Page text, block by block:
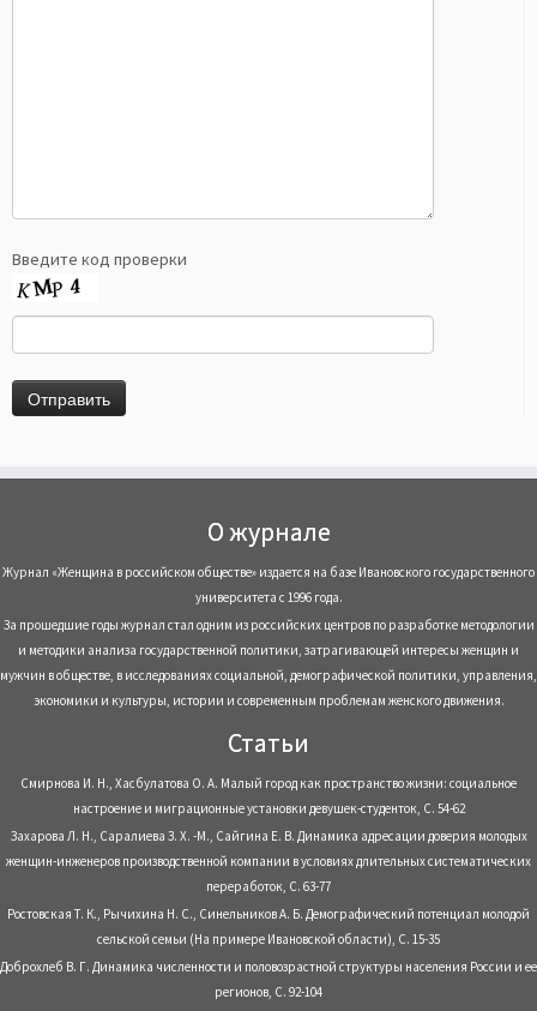
Введите код проверки
О журнале
Журнал «Женщина в российском обществе» издается на базе Ивановского государственного
университета с 1996 года.
За прошедшие годы журнал стал одним из российских центров по разработке методологии
и методики анализа государственной политики, затрагивающей интересы женщин и
мужчин в обществе, в исследованиях социальной, демографической политики, управления,
экономики и культуры, истории и современным проблемам женского движения.
Статьи
Смирнова И. Н., Хасбулатова О. А. Малый город как пространство жизни: социальное
настроение и миграционные установки девушек-студенток, С. 54-62
Захарова Л. Н., Саралиева З. Х. -М., Сайгина Е. В. Динамика адресации доверия молодых
женщин-инженеров производственной компании в условиях длительных систематических
переработок, С. 63-77
Ростовская Т. К., Рычихина Н. С., Синельников А. Б. Демографический потенциал молодой
сельской семьи (На примере Ивановской области), С. 15-35
Доброхлеб В. Г. Динамика численности и половозрастной структуры населения России и ее
регионов, С. 92-104